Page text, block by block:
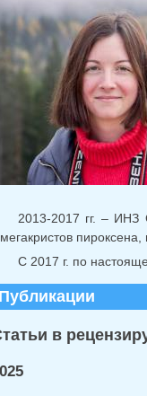
2013-2017 гг. – ИНЗ
мегакристов
С 2017 г. по
Публикации
в